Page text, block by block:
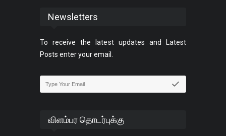
Newsletters
To receive the latest updates and Latest
Posts enter your email.
விளம்பர தொடர்புக்கு